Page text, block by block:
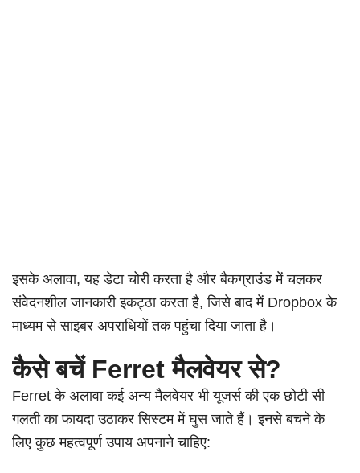
इसके अलावा, यह डेटा चोरी करता है और बैकग्राउंड में चलकर
संवेदनशील जानकारी इकट्ठा करता है, जिसे बाद में Dropbox के
माध्यम से साइबर अपराधियों तक पहुंचा दिया जाता है।
कैसे बचें Ferret मैलवेयर से?
Ferret के अलावा कई अन्य मैलवेयर भी यूजर्स की एक छोटी सी
गलती का फायदा उठाकर सिस्टम में घुस जाते हैं। इनसे बचने के
लिए कुछ महत्वपूर्ण उपाय अपनाने चाहिए: